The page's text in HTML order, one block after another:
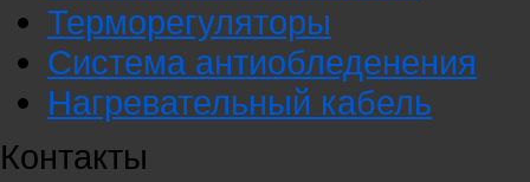
Терморегуляторы
Система антиобледенения
Нагревательный кабель
Контакты